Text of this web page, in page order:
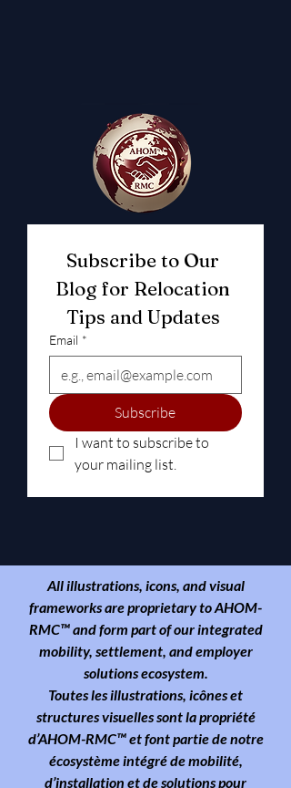
Subscribe to Our
Blog for Relocation
Email *
Subscribe
I want to subscribe to
your mailing list.
All illustrations, icons, and visual
frameworks are proprietary toAHOM-
RMC™and form part of our integrated
mobility, settlement, and employer
solutions ecosystem.
Toutes les illustrations, icônes et
structures visuelles sont la propriété
d’AHOM-RMC™ et font partie de notre
écosystème intégré de mobilité,
d’installation et de solutions pour